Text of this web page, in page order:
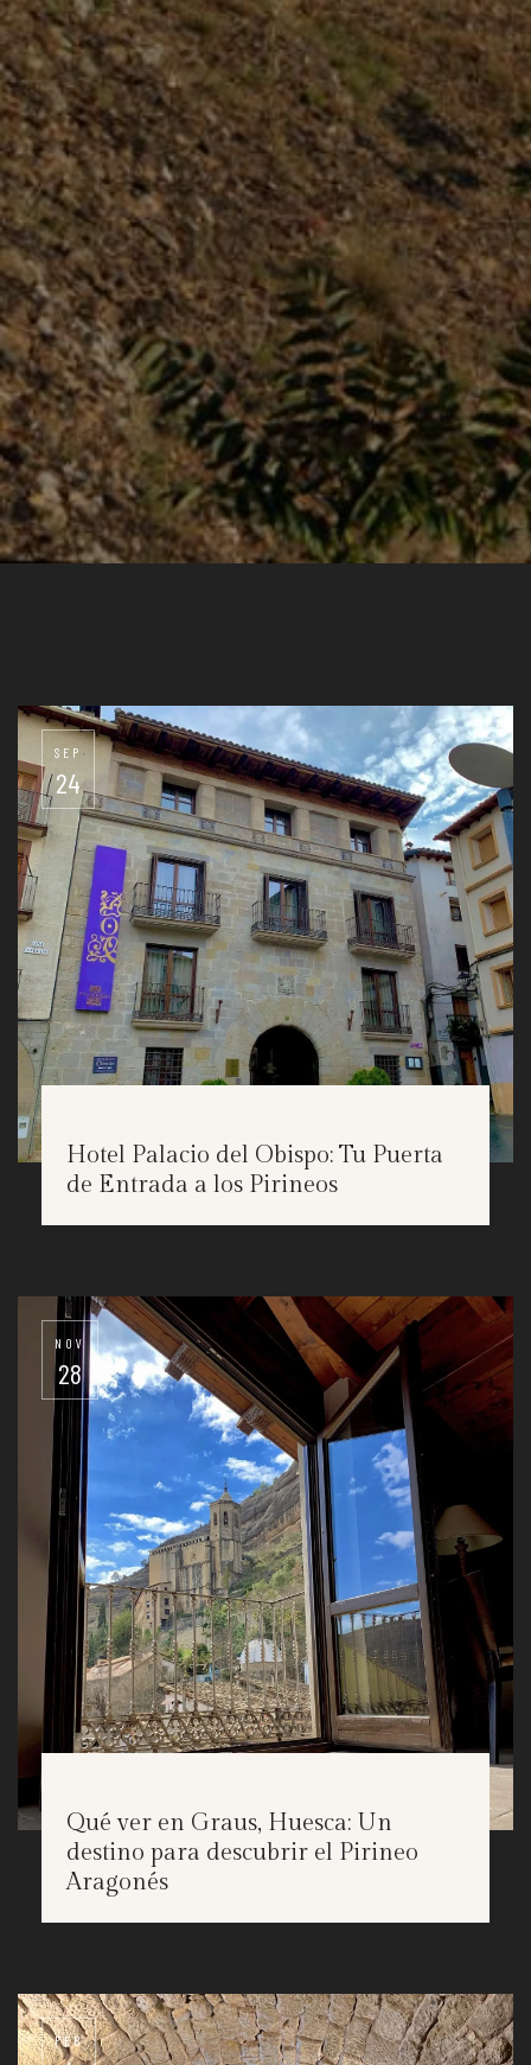
SEP
24
Hotel Palacio del Obispo: Tu Puerta
de Entrada a los Pirineos
NOV
28
Qué ver en Graus, Huesca: Un
destino para descubrir el Pirineo
Aragonés
FEB